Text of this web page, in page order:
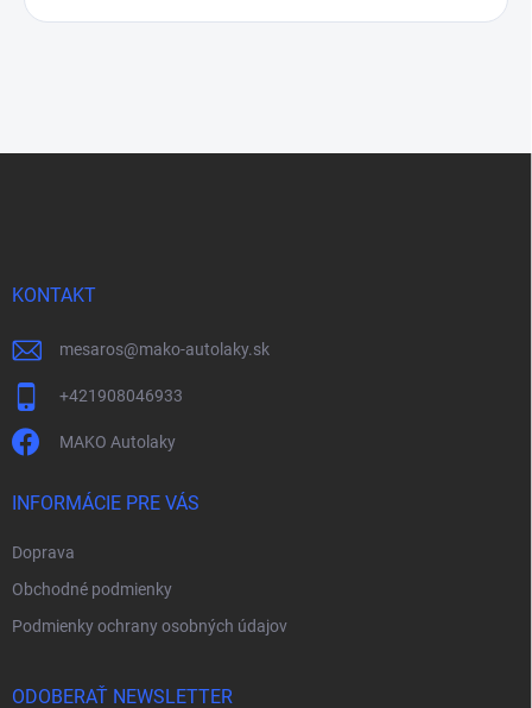
KONTAKT
mesaros@mako-autolaky.sk
+421908046933
MAKO Autolaky
INFORMÁCIE PRE VÁS
Doprava
Obchodné podmienky
Podmienky ochrany osobných údajov
ODOBERAŤ NEWSLETTER